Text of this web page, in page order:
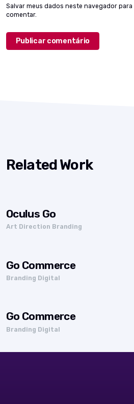
Salvar meus dados neste navegador para
comentar.
Related Work
Oculus Go
Art Direction Branding
Go Commerce
Branding Digital
Go Commerce
Branding Digital